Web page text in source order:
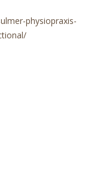
physiopraxis-